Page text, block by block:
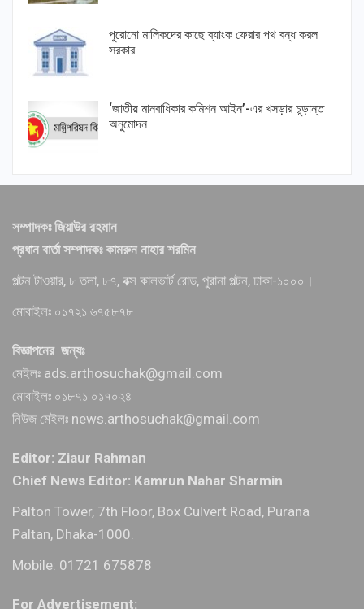
পুরোনো মালিকদের কাছে ব্যাংক ফেরার পথ বন্ধ করল
সরকার
‘জাতীয় মানবাধিকার কমিশন আইন’-এর খসড়ার চূড়ান্ত
অনুমোদন
সম্পাদকঃ জিয়াউর রহমান
প্রধান বার্তা সম্পাদকঃ কামরুন নাহার শরমিন
পল্টন টাওয়ার, ৮ তলা, ৮৭, বক্স কালভার্ট রোড, পুরানা পল্টন, ঢাকা-১০০০।
মোবাইলঃ ০১৭২১ ৬৭৫৮৭৮
বিজ্ঞাপনের জন্যঃ
মেইলঃ ads.arthosuchak@gmail.com
মোবাইলঃ ০১৮৭১ ০১৭০২৪
নিউজ মেইলঃ news.arthosuchak@gmail.com
Editor: Ziaur Rahman
Chief News Editor: Kamrun Nahar Sharmin
Palton Tower, 7th Floor, Box Culvert Road, Purana
Paltan, Dhaka-1000.
Mobile: 01721 675878
For Advertisement: